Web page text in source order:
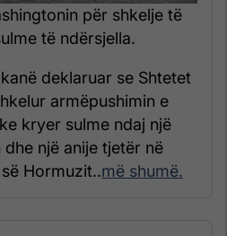
për shkelje të
të ndërsjella.
deklaruar se Shtetet
armëpushimin e
kryer sulme ndaj një
një anije tjetër në
Hormuzit..më shumë.